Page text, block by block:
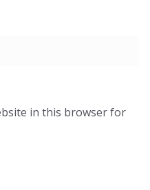
in this browser for